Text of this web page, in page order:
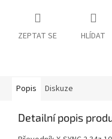
ZEPTAT SE HLÍDAT
Popis Diskuze
Detailní popis